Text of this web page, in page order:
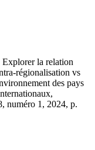
la relation
régionalisation vs
des pays
numéro 1, 2024, p.